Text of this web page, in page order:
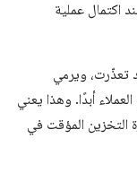
عملية
ويرمي
أبدًا. وهذا يعني
المؤقت في